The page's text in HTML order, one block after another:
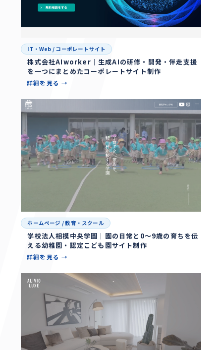
IT・Web / コーポレートサイト
株式会社AIworker｜生成AIの研修・開発・伴走支援
を一つにまとめたコーポレートサイト制作
詳細を見る →
ホームページ /教育・スクール
学校法人相模中央学園｜園の日常と0〜9歳の育ちを伝
える幼稚園・認定こども園サイト制作
詳細を見る →